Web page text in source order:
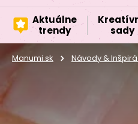
Aktuálne
trendy
sady
Manumi.sk Návody &